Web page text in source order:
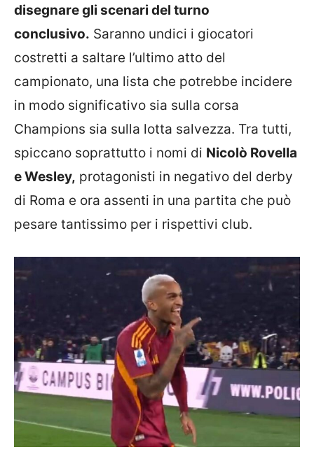
disegnare gli scenari del turno
conclusivo. Saranno undici i giocatori
costretti a saltare l’ultimo atto del
campionato, una lista che potrebbe incidere
in modo significativo sia sulla corsa
Champions sia sulla lotta salvezza. Tra tutti,
spiccano soprattutto i nomi di Nicolò Rovella
e Wesley, protagonisti in negativo del derby
di Roma e ora assenti in una partita che può
pesare tantissimo per i rispettivi club.